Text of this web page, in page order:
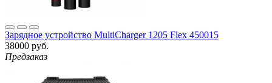
Зарядное устройство MultiCharger 1205 Flex 450015
38000 руб.
Предзаказ